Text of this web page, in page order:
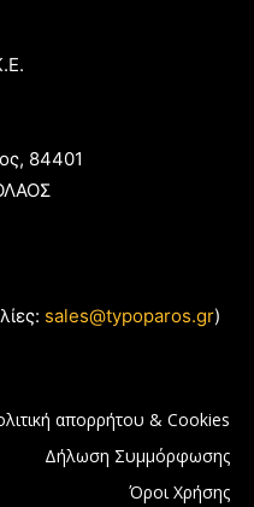
84401
sales@typoparos.gr)
απορρήτου & Cookies
Δήλωση Συμμόρφωσης
Όροι Χρήσης